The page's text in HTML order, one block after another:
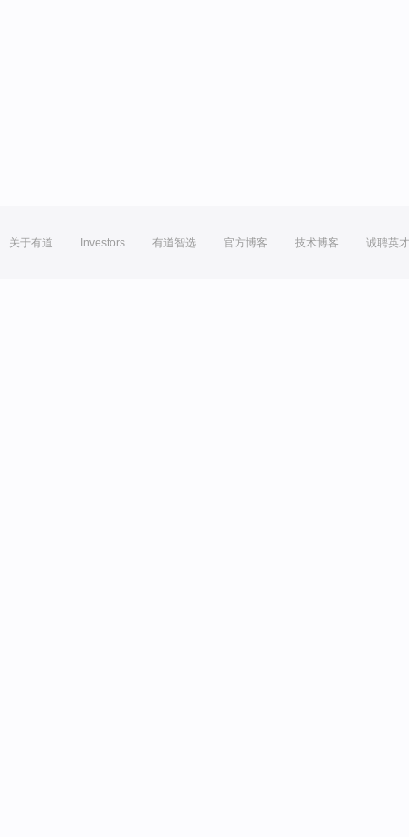
关于有道 Investors 有道智选 官方博客 技术博客 诚聘英才